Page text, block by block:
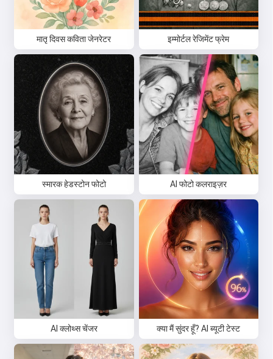
मातृ दिवस कविता जेनरेटर इम्मोर्टल रेजिमेंट फ्रेम
स्मारक हेडस्टोन फोटो AI फोटो कलराइज़र
AI क्लोथ्स चेंजर क्या मैं सुंदर हूँ? AI ब्यूटी टेस्ट